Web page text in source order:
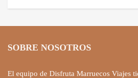
SOBRE NOSOTROS
El equipo de Disfruta Marruecos Viajes